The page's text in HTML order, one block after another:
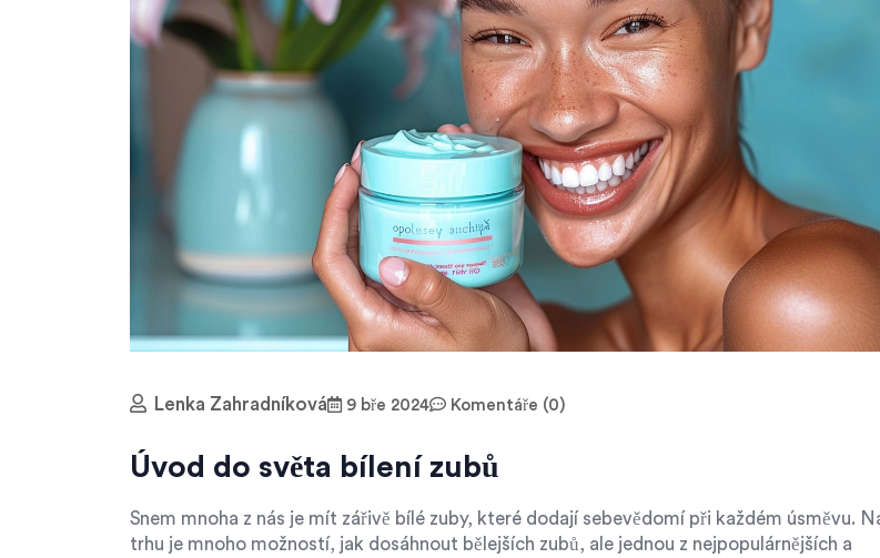
Lenka Zahradníková 9 bře 2024 Komentáře (0)
Úvod do světa bílení zubů
Snem mnoha z nás je mít zářivě bílé zuby, které dodají sebevědomí při každém úsměvu.
trhu je mnoho možností, jak dosáhnout bělejších zubů, ale jednou z nejpopulárnějších a